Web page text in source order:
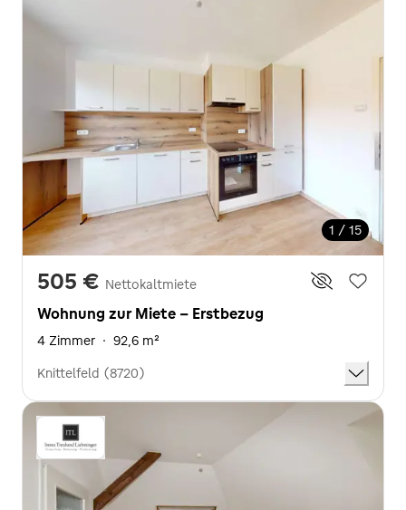
1 / 15
505 € Nettokaltmiete
Wohnung zur Miete - Erstbezug
4 Zimmer · 92,6 m²
Knittelfeld (8720)